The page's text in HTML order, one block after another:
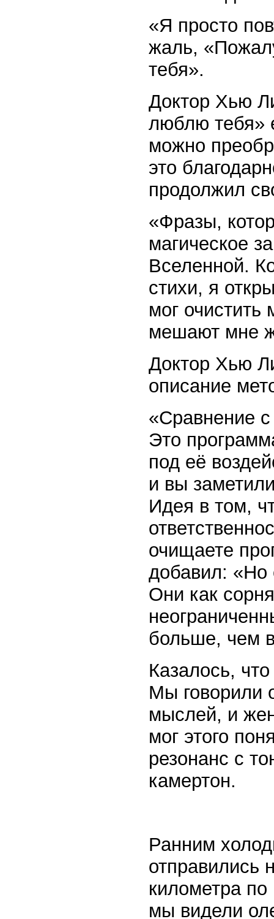
«Я просто
жаль,
тебя».
Доктор Хью
люблю тебя»
можно
это
продолжил
«Фразы,
магическое
Вселенной.
стихи, я
мог
мешают мне
Доктор Хью
описание
«Сравнение
Это
под её
и вы
Идея в том,
очищаете
добавил: «Но
Они как
больше, чем
Казалось,
Мы говорили
мыслей, и
мог этого
резонанс с
камертон.
Ранним
отправились
километра
мы видели